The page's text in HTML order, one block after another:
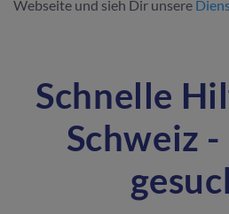
Webseite und sieh Dir unsere
Schnelle
Schweiz